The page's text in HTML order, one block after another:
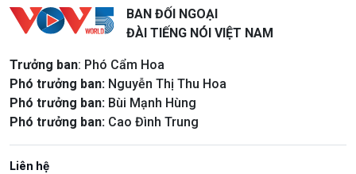
BAN ĐỐI NGOẠI
ĐÀI TIẾNG NÓI VIỆT NAM
Trưởng ban: Phó Cẩm Hoa
Phó trưởng ban: Nguyễn Thị Thu Hoa
Phó trưởng ban: Bùi Mạnh Hùng
Phó trưởng ban: Cao Đình Trung
Liên hệ